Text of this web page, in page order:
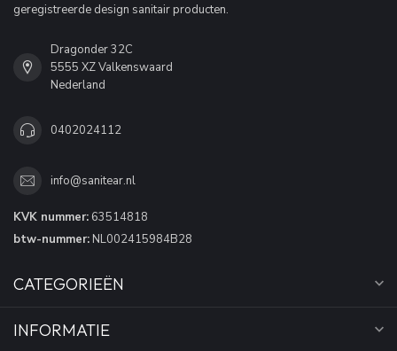
geregistreerde design sanitair producten.
Dragonder 32C
5555 XZ Valkenswaard
Nederland
0402024112
info@sanitear.nl
KVK nummer: 63514818
btw-nummer: NL002415984B28
CATEGORIEËN
INFORMATIE